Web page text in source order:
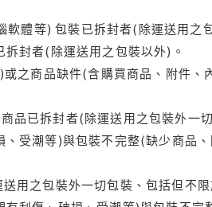
體等) 包裝已拆封者(除運送用之
封者(除運送用之包裝以外)。
之商品缺件(含購買商品、附件、
品已拆封者(除運送用之包裝外一
受潮等)與包裝不完整(缺少商品、
用之包裝外一切包裝、包括但不